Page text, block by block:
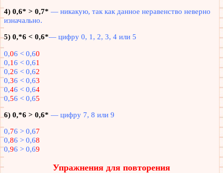
4) 0,6* > 0,7* — никакую, так как данное неравенство неверно
изначально.
5) 0,*6 < 0,6*— цифру 0, 1, 2, 3, 4 или 5
0,06 < 0,60
0,16 < 0,61
0,26 < 0,62
0,36 < 0,63
0,46 < 0,64
0,56 < 0,65
6) 0,*6 > 0,6* — цифру 7, 8 или 9
0,76 > 0,67
0,86 > 0,68
0,96 > 0,69
Упражнения для повторения